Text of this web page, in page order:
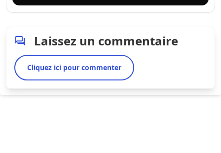
Laissez un commentaire
Cliquez ici pour commenter